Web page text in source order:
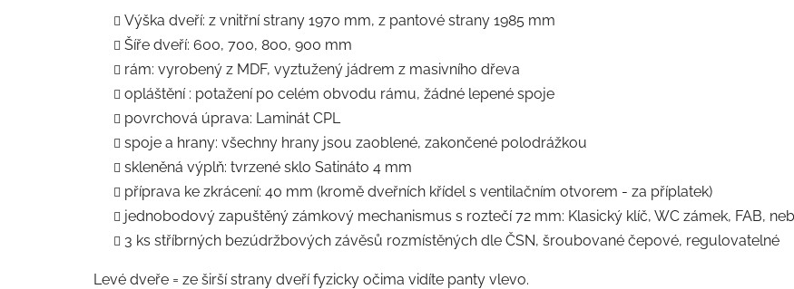
Výška dveří: z vnitřní strany 1970 mm, z pantové strany 1985 mm
Šíře dveří: 600, 700, 800, 900 mm
rám: vyrobený z MDF, vyztužený jádrem z masivního dřeva
opláštění : potažení po celém obvodu rámu, žádné lepené spoje
povrchová úprava: Laminát CPL
spoje a hrany: všechny hrany jsou zaoblené, zakončené polodrážkou
skleněná výplň: tvrzené sklo Satináto 4 mm
příprava ke zkrácení: 40 mm (kromě dveřních křídel s ventilačním otvorem - za příplatek)
jednobodový zapuštěný zámkový mechanismus s roztečí 72 mm: Klasický klíč, WC zámek, FAB,
3 ks stříbrných bezúdržbových závěsů rozmístěných dle ČSN, šroubované čepové, regulovatelné
Levé dveře = ze širší strany dveří fyzicky očima vidíte panty vlevo.